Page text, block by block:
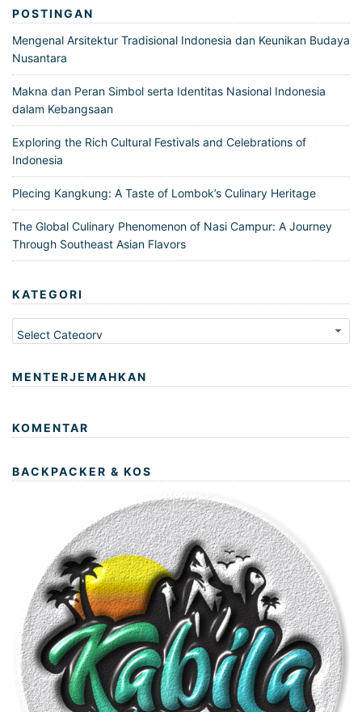
POSTINGAN
Mengenal Arsitektur Tradisional Indonesia dan Keunikan Budaya
Nusantara
Makna dan Peran Simbol serta Identitas Nasional Indonesia
dalam Kebangsaan
Exploring the Rich Cultural Festivals and Celebrations of
Indonesia
Plecing Kangkung: A Taste of Lombok’s Culinary Heritage
The Global Culinary Phenomenon of Nasi Campur: A Journey
Through Southeast Asian Flavors
KATEGORI
Kategori
MENTERJEMAHKAN
KOMENTAR
BACKPACKER & KOS